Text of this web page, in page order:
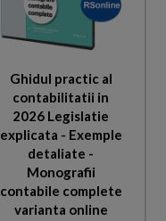
Ghidul practic al
contabilitatii in
2026 Legislatie
explicata - Exemple
detaliate -
Monografii
contabile complete
varianta online